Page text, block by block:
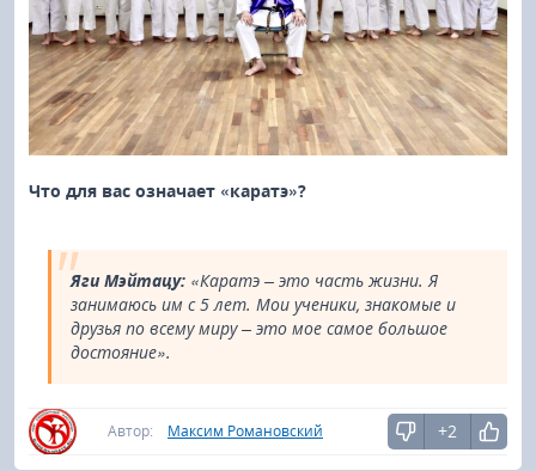
Что для вас означает «каратэ»?
Яги Мэйтацу: «Каратэ – это часть жизни. Я
занимаюсь им с 5 лет. Мои ученики, знакомые и
друзья по всему миру – это мое самое большое
достояние».
Автор: Максим Романовский +2